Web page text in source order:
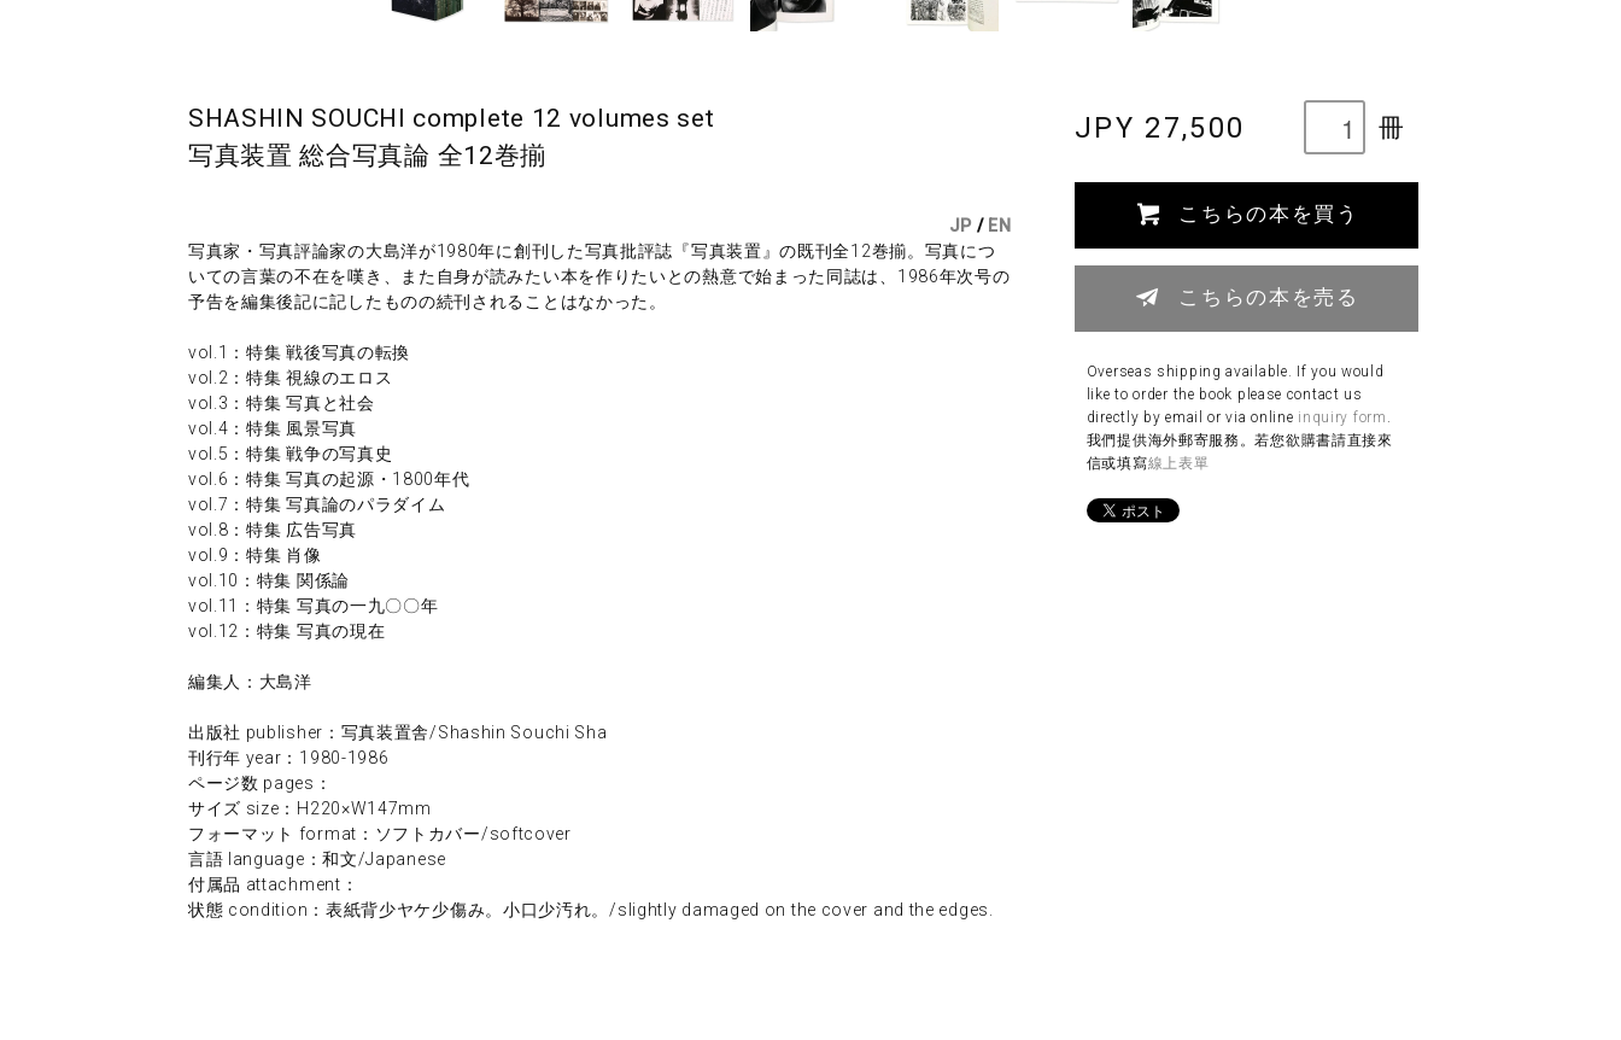
SHASHIN SOUCHI complete 12 volumes set
写真装置 総合写真論 全12巻揃
JP / EN
写真家・写真評論家の大島洋が1980年に創刊した写真批評誌『写真装置』の既刊全12巻揃。写真につ
いての言葉の不在を嘆き、また自身が読みたい本を作りたいとの熱意で始まった同誌は、1986年次号の
予告を編集後記に記したものの続刊されることはなかった。
vol.1：特集 戦後写真の転換
vol.2：特集 視線のエロス
vol.3：特集 写真と社会
vol.4：特集 風景写真
vol.5：特集 戦争の写真史
vol.6：特集 写真の起源・1800年代
vol.7：特集 写真論のパラダイム
vol.8：特集 広告写真
vol.9：特集 肖像
vol.10：特集 関係論
vol.11：特集 写真の一九〇〇年
vol.12：特集 写真の現在
編集人：大島洋
出版社 publisher：写真装置舎/Shashin Souchi Sha
刊行年 year：1980-1986
ページ数 pages：
サイズ size：H220×W147mm
フォーマット format：ソフトカバー/softcover
言語 language：和文/Japanese
付属品 attachment：
状態 condition：表紙背少ヤケ少傷み。小口少汚れ。/slightly damaged on the cover and the edges.
JPY 27,500 冊
こちらの本を買う
こちらの本を売る
Overseas shipping available. If you would
like to order the book please contact us
directly by email or via online inquiry form .
我們提供海外郵寄服務。若您欲購書請直接來
信或填寫線上表單